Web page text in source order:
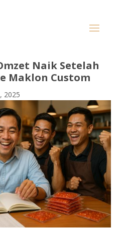
Naik Setelah
Maklon Custom
2025